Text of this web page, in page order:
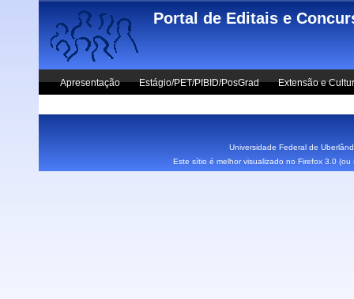
Skip to main content
Portal de Editais e
Apresentação Estágio/PET/PIBID/PosGrad Extensão e
Universidade Federal de
Este sítio é melhor visualizado no Firefox 3.0